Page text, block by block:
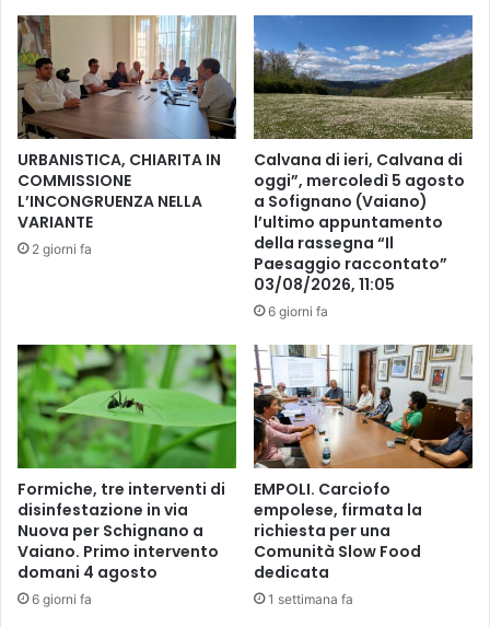
n
z
e
p
e
r
l
a
p
a
t
a
D
o
m
i
n
i
k
a
M
a
e
m
i
o
"
n
C
u
L
e
o
n
e
G
a
n
L
u
i
URBANISTICA, CHIARITA IN
COMMISSIONE
L’INCONGRUENZA NELLA
VARIANTE
2 giorni fa
Calvana di ieri, Calvana di
oggi”, mercoledì 5 agosto
a Sofignano (Vaiano)
l’ultimo appuntamento
della rassegna “Il
Paesaggio raccontato”
03/08/2026, 11:05
6 giorni fa
Formiche, tre interventi di
disinfestazione in via
Nuova per Schignano a
Vaiano. Primo intervento
domani 4 agosto
6 giorni fa
EMPOLI. Carciofo
empolese, firmata la
richiesta per una
Comunità Slow Food
dedicata
1 settimana fa